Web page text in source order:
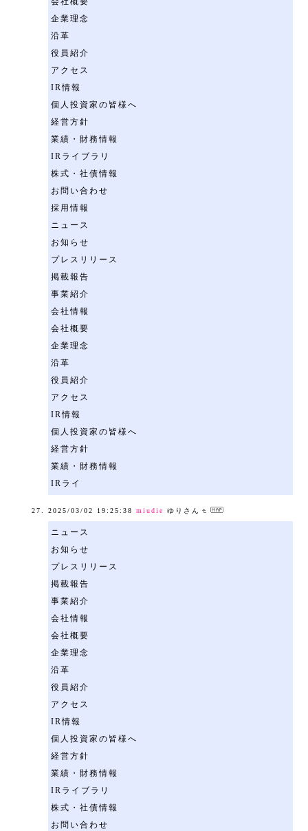
企業理念
沿革
役員紹介
アクセス
IR情報
個人投資家の皆様へ
経営方針
業績・財務情報
IRライブラリ
株式・社債情報
お問い合わせ
採用情報
ニュース
お知らせ
プレスリリース
掲載報告
事業紹介
会社情報
会社概要
企業理念
沿革
役員紹介
アクセス
IR情報
個人投資家の皆様へ
経営方針
業績・財務情報
IRライ
2025/03/02 19:25:38 miudie ゆりさん
ニュース
お知らせ
プレスリリース
掲載報告
事業紹介
会社情報
会社概要
企業理念
沿革
役員紹介
アクセス
IR情報
個人投資家の皆様へ
経営方針
業績・財務情報
IRライブラリ
株式・社債情報
お問い合わせ